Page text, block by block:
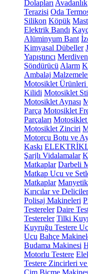
Dolapları Avadanlık
Terazisi Oda
Silikon Köpük
Elektrik Bandı
Alüminyum Bant
Kimyasal Dübeller
Yapıştırıcı
Söndürücü Alarm
Ambalaj
Motosiklet Ürünleri
Kilidi Motosiklet
Motosiklet Aynası
Parça Motosiklet
Parçaları
Motosiklet Zinciri
Motorcu Botu ve
Kaskı
Şarjlı Vidalamalar
Matkaplar Darbeli
Matkap Ucu ve
Matkaplar
Kırıcılar ve Deliciler
Polisaj Makineleri
Testereler Daire
Testereler Tilki
Kuyruğu Testere
Ucu Bahçe
Budama Makinesi
Motorlu Testere
Testere Zincirleri ve
Çim Biçme